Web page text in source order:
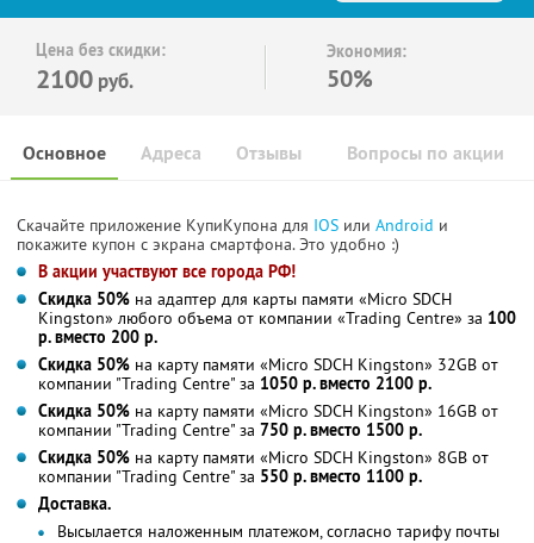
Цена без скидки:
2100 руб.
Экономия:
50%
Основное Отзывы Вопросы по акции
Адреса
Скачайте приложение КупиКупона для IOS или Android и
покажите купон с экрана смартфона. Это удобно :)
В акции участвуют все города РФ!
Скидка 50% на адаптер для карты памяти «Micro SDCH
Kingston» любого объема от компании «Trading Centre» за 100
р. вместо 200 р.
Скидка 50% на карту памяти «Micro SDCH Kingston» 32GB от
компании "Trading Centre" за 1050 р. вместо 2100 р.
Скидка 50% на карту памяти «Micro SDCH Kingston» 16GB от
компании "Trading Centre" за 750 р. вместо 1500 р.
Скидка 50% на карту памяти «Micro SDCH Kingston» 8GB от
компании "Trading Centre" за 550 р. вместо 1100 р.
Доставка.
Высылается наложенным платежом, согласно тарифу почты